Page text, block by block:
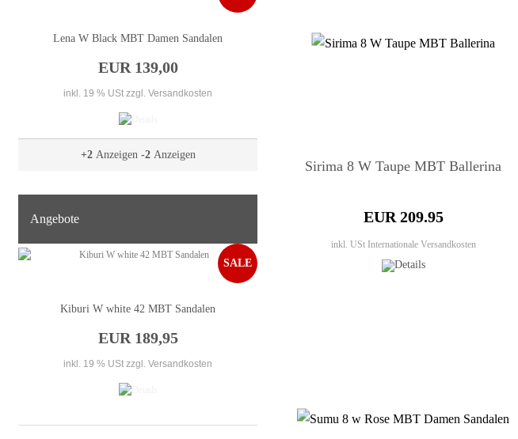
Lena W Black MBT Damen Sandalen
EUR 139,00
inkl. 19 % USt zzgl. Versandkosten
+2Anzeigen -2Anzeigen
Angebote
Kiburi W white 42 MBT Sandalen
EUR 189,95
inkl. 19 % USt zzgl. Versandkosten
SALE
Sirima 8 W Taupe MBT Ballerina
EUR 209.95
inkl. USt Internationale Versandkosten